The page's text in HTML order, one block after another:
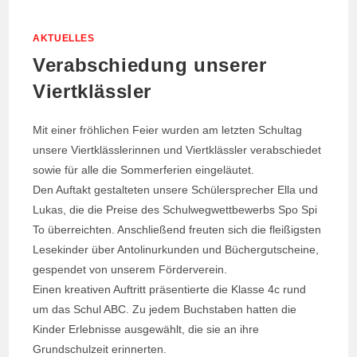
AKTUELLES
Verabschiedung unserer
Viertklässler
Mit einer fröhlichen Feier wurden am letzten Schultag
unsere Viertklässlerinnen und Viertklässler verabschiedet
sowie für alle die Sommerferien eingeläutet.
Den Auftakt gestalteten unsere Schülersprecher Ella und
Lukas, die die Preise des Schulwegwettbewerbs Spo Spi
To überreichten. Anschließend freuten sich die fleißigsten
Lesekinder über Antolinurkunden und Büchergutscheine,
gespendet von unserem Förderverein.
Einen kreativen Auftritt präsentierte die Klasse 4c rund
um das Schul ABC. Zu jedem Buchstaben hatten die
Kinder Erlebnisse ausgewählt, die sie an ihre
Grundschulzeit erinnerten.